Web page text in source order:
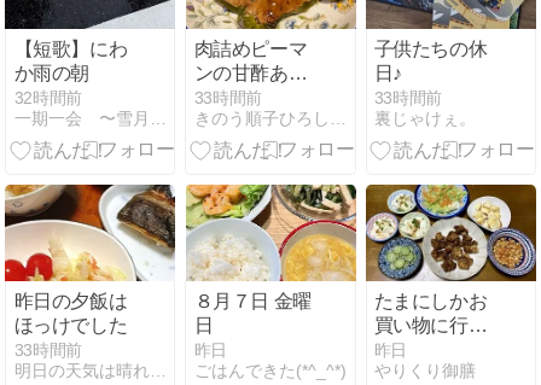
【短歌】にわ
か雨の朝
32時間前
一期一会 〜雪月花のとき…〜
肉詰めピーマ
ンの甘酢あん
かけ
33時間前
きのう順子ひろしのブログ
子供たちの休
日♪
33時間前
裏じゃけぇ。
昨日の夕飯は
ほっけでした
33時間前
明日の天気は晴れもよう
８月７日 金曜
日
昨日
ごはんできた(*^_^*)
たまにしかお
買い物に行か
ないか
ら・・・
昨日
やりくり御膳